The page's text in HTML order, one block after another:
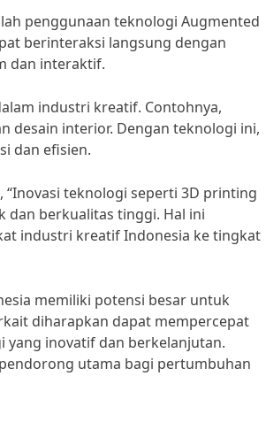
penggunaan teknologi Augmented
berinteraksi langsung dengan
dan interaktif.
industri kreatif. Contohnya,
desain interior. Dengan teknologi ini,
dan efisien.
teknologi seperti 3D printing
dan berkualitas tinggi. Hal ini
industri kreatif Indonesia ke tingkat
memiliki potensi besar untuk
diharapkan dapat mempercepat
inovatif dan berkelanjutan.
utama bagi pertumbuhan